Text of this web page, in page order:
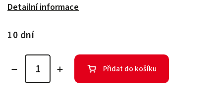
Detailní informace
10 dní
Přidat do košíku